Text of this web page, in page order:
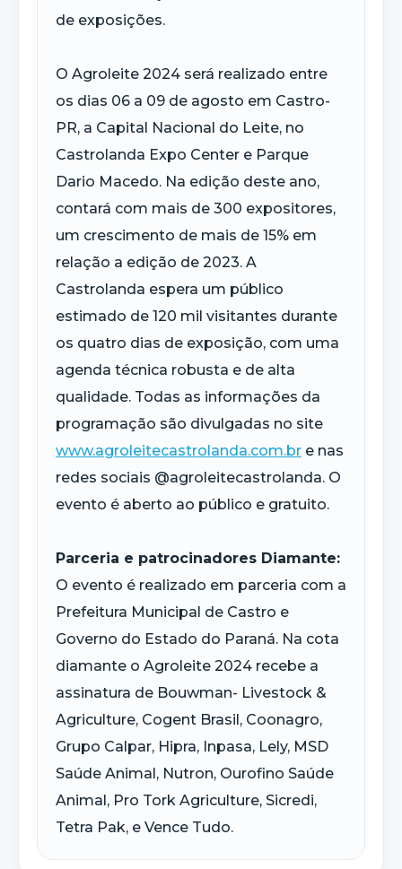
de exposições.
O Agroleite 2024 será realizado entre
os dias 06 a 09 de agosto em Castro-
PR, a Capital Nacional do Leite, no
Castrolanda Expo Center e Parque
Dario Macedo. Na edição deste ano,
contará com mais de 300 expositores,
um crescimento de mais de 15% em
relação a edição de 2023. A
Castrolanda espera um público
estimado de 120 mil visitantes durante
os quatro dias de exposição, com uma
agenda técnica robusta e de alta
qualidade. Todas as informações da
programação são divulgadas no site
www.agroleitecastrolanda.com.br e nas
redes sociais @agroleitecastrolanda. O
evento é aberto ao público e gratuito.
Parceria e patrocinadores Diamante:
O evento é realizado em parceria com a
Prefeitura Municipal de Castro e
Governo do Estado do Paraná. Na cota
diamante o Agroleite 2024 recebe a
assinatura de Bouwman- Livestock &
Agriculture, Cogent Brasil, Coonagro,
Grupo Calpar, Hipra, Inpasa, Lely, MSD
Saúde Animal, Nutron, Ourofino Saúde
Animal, Pro Tork Agriculture, Sicredi,
Tetra Pak, e Vence Tudo.